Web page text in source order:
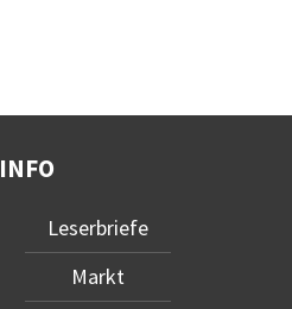
INFO
Leserbriefe
Markt